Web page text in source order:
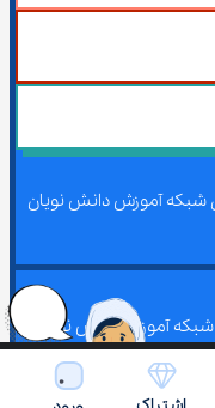
آموزش دانش نویان
آموزش دانش نویان